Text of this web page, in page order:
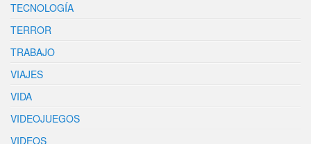
TECNOLOGÍA
TERROR
TRABAJO
VIAJES
VIDA
VIDEOJUEGOS
VIDEOS